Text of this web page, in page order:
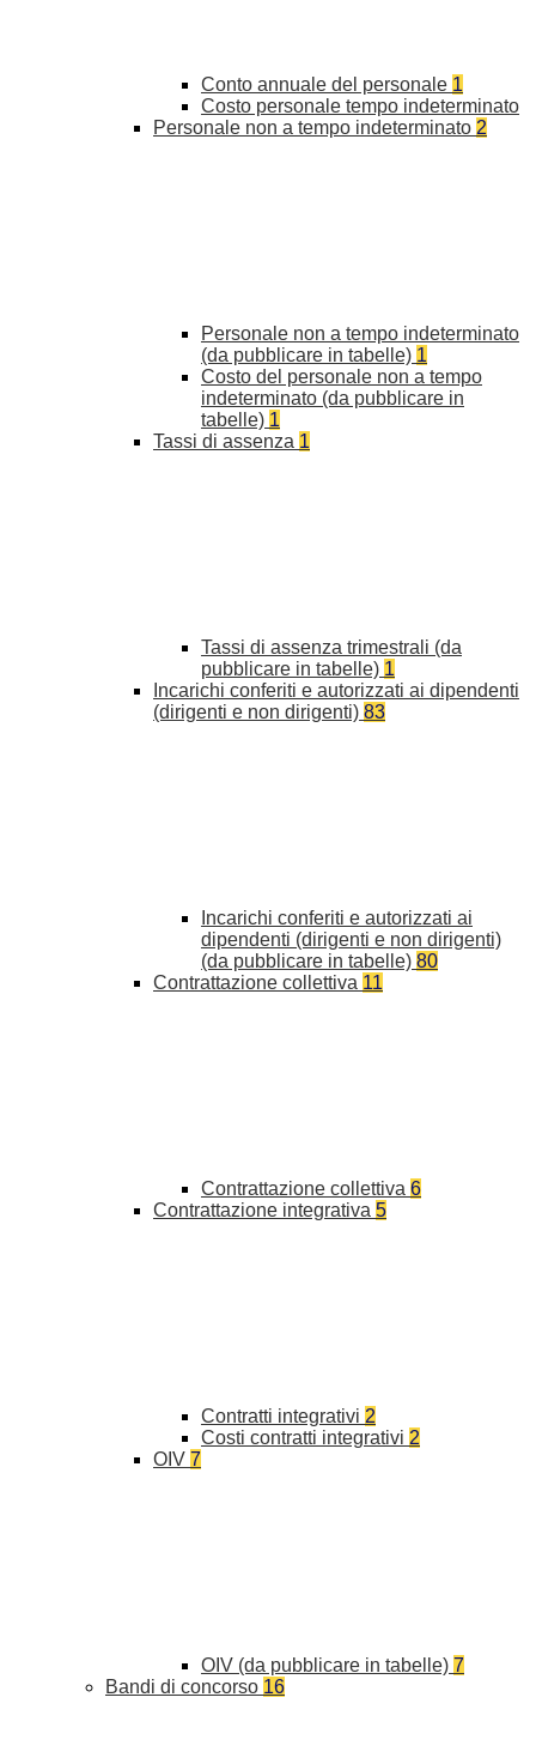
Conto annuale del personale 1
Costo personale tempo indeterminato
Personale non a tempo indeterminato 2
Personale non a tempo indeterminato
(da pubblicare in tabelle) 1
Costo del personale non a tempo
indeterminato (da pubblicare in
tabelle) 1
Tassi di assenza 1
Tassi di assenza trimestrali (da
pubblicare in tabelle) 1
Incarichi conferiti e autorizzati ai dipendenti
(dirigenti e non dirigenti) 83
Incarichi conferiti e autorizzati ai
dipendenti (dirigenti e non dirigenti)
(da pubblicare in tabelle) 80
Contrattazione collettiva 11
Contrattazione collettiva 6
Contrattazione integrativa 5
Contratti integrativi 2
Costi contratti integrativi 2
OIV 7
OIV (da pubblicare in tabelle) 7
Bandi di concorso 16